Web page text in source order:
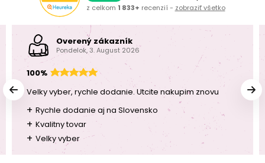
z celkom 1 833+ recenzií - zobraziť všetko
Overený zákazník
Pondelok, 3. August 2026
100%
Velky vyber, rychle dodanie. Utcite nakupim znovu
+ Rychle dodanie aj na Slovensko
+ Kvalitny tovar
+ Velky vyber